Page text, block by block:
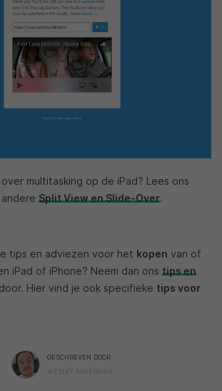
multitasking op de iPad? Lees ons
Split View en Slide-Over.
tips en adviezen voor het kopen van of
iPad of iPhone? Neem dan ons tips en
Hier vind je ook specifieke tips voor
GESCHREVEN DOOR
WESLEY AKKERMAN